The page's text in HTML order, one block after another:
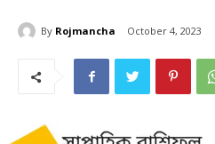
By Rojmancha October 4, 2023